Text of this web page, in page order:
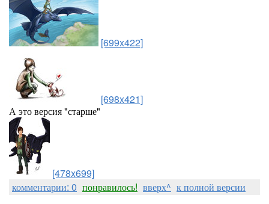
[699x422]
[698x421]
А это версия "старше"
[478x699]
комментарии: 0 понравилось! вверх^ к полной версии